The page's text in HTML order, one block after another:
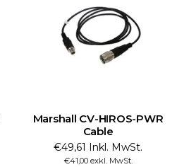
Marshall CV-HIROS-PWR
Cable
€49,61 Inkl. MwSt.
€41,00 exkl. MwSt.